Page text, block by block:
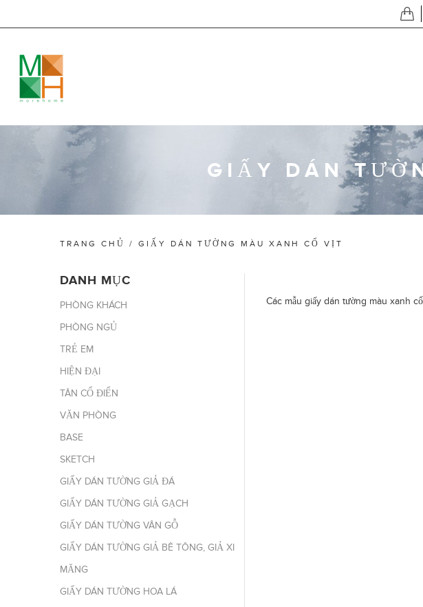
GIẤY DÁN
TRANG CHỦ / GIẤY DÁN TƯỜNG MÀU XANH CỔ VỊT
Các mẫu giấy dán tường màu xanh
DANH MỤC
PHÒNG KHÁCH
PHÒNG NGỦ
TRẺ EM
HIỆN ĐẠI
TÂN CỔ ĐIỂN
VĂN PHÒNG
BASE
SKETCH
GIẤY DÁN TƯỜNG GIẢ ĐÁ
GIẤY DÁN TƯỜNG GIẢ GẠCH
GIẤY DÁN TƯỜNG VÂN GỖ
GIẤY DÁN TƯỜNG GIẢ BÊ TÔNG, GIẢ XI
MĂNG
GIẤY DÁN TƯỜNG HOA LÁ